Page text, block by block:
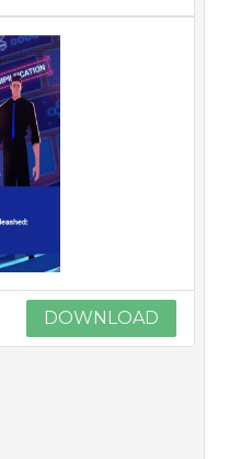
DOWNLOAD